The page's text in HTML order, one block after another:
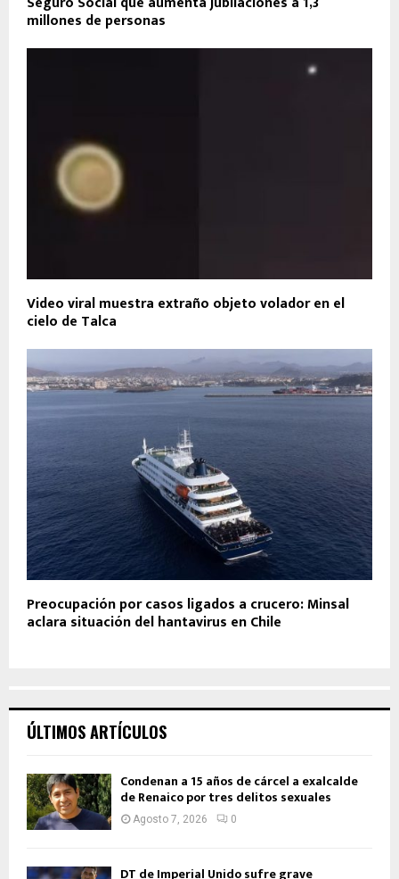
millones de personas
Video viral muestra extraño objeto volador en el
cielo de Talca
Preocupación por casos ligados a crucero: Minsal
aclara situación del hantavirus en Chile
ÚLTIMOS ARTÍCULOS
Condenan a 15 años de cárcel a exalcalde
de Renaico por tres delitos sexuales
Agosto 7, 2026 0
DT de Imperial Unido sufre grave